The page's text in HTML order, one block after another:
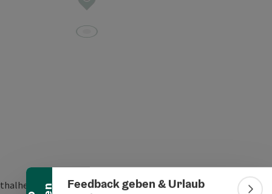
Banner einklappen
Feedback geben & Urlaub
6